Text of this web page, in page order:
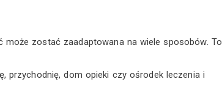
może zostać zaadaptowana na wiele sposobów. To
przychodnię, dom opieki czy ośrodek leczenia i